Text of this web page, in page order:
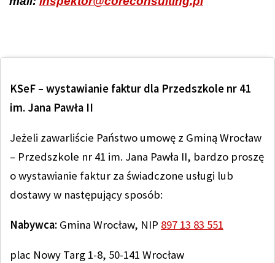
KSeF – wystawianie faktur dla Przedszkole nr 41
im. Jana Pawła II
Jeżeli zawarliście Państwo umowę z Gminą Wrocław
– Przedszkole nr 41 im. Jana Pawła II, bardzo proszę
o wystawianie faktur za świadczone usługi lub
dostawy w następujący sposób:
Nabywca: Gmina Wrocław, NIP 897 13 83 551
plac Nowy Targ 1-8, 50-141 Wrocław